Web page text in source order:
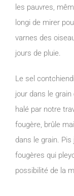
les pauvres,
longi de mirer
varnes des
jours de pluie.
Le sel
jour dans le
halé par notre
fougère, brûle
dans le grain.
fougères qui
possibilité de la